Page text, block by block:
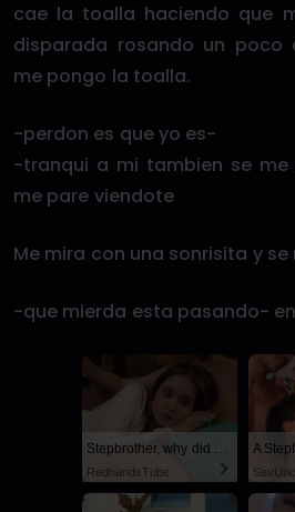
cae la toalla haciendo que
disparada rosando un poco
me pongo la toalla.
-perdon es que yo es-
-tranqui a mi tambien se
me pare viendote
Me mira con una sonrisita y
-que mierda esta pasando-
Stepbrother, why did you show me your dick? Now I want to fuck you with my wet pussy
RedhandsTube